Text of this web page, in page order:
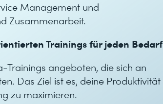
Management und
Zusammenarbeit.
Trainings für jeden Bedarf
Trainings angeboten, die sich an
Das Ziel ist es, deine Produktivität
zu maximieren.